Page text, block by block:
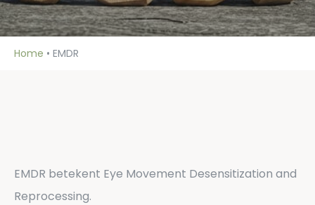
Home • EMDR
EMDR betekent Eye Movement Desensitization and
Reprocessing.